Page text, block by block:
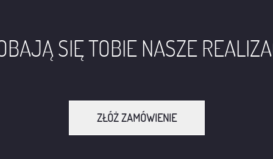
SIĘ TOBIE NASZE
ZŁÓŻ ZAMÓWIENIE